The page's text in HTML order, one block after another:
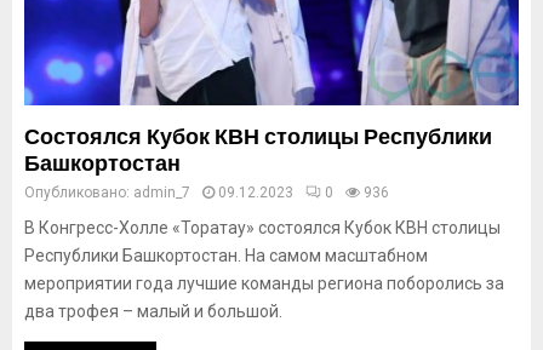
Состоялся Кубок КВН столицы Республики
Башкортостан
Опубликовано: admin_7 09.12.2023 0 936
В Конгресс-Холле «Торатау» состоялся Кубок КВН столицы
Республики Башкортостан. На самом масштабном
мероприятии года лучшие команды региона поборолись за
два трофея – малый и большой.